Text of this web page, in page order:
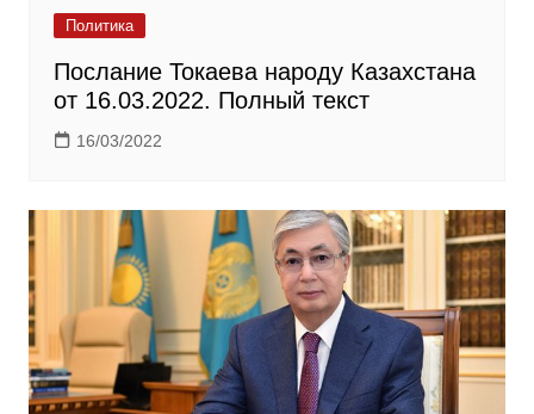
Политика
Послание Токаева народу Казахстана
от 16.03.2022. Полный текст
16/03/2022